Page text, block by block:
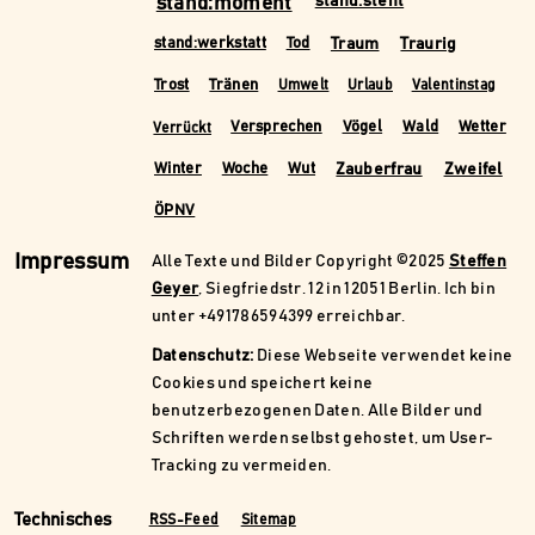
stand:werkstatt Tod Traum Traurig
Trost Tränen Umwelt Urlaub Valentinstag
Verrückt Versprechen Vögel Wald Wetter
Winter Woche Wut Zauberfrau Zweifel
ÖPNV
Impressum Alle Texte und Bilder Copyright ©2025 Steffen
Geyer, Siegfriedstr. 12 in 12051 Berlin. Ich bin
unter +491786594399 erreichbar.
Datenschutz: Diese Webseite verwendet keine
Cookies und speichert keine
benutzerbezogenen Daten. Alle Bilder und
Schriften werden selbst gehostet, um User-
Tracking zu vermeiden.
Technisches RSS-Feed Sitemap